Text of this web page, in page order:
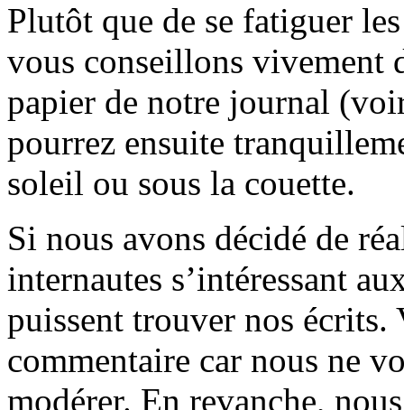
Plutôt que de se fatiguer
vous conseillons vivement
papier de notre journal
pourrez ensuite
soleil ou sous la couette.
Si nous avons décidé de
internautes s’intéressant
puissent trouver nos écrits.
commentaire car nous ne
modérer. En revanche,